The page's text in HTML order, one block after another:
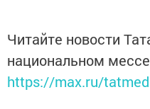
Читайте новости
национальном
https://max.ru/